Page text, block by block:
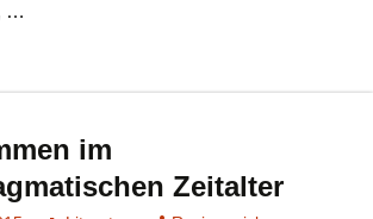
…
im
Zeitalter